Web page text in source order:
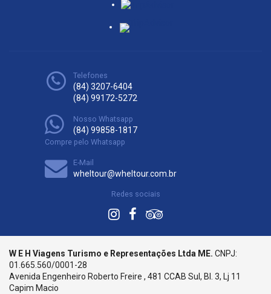
Telefones
(84) 3207-6404
(84) 99172-5272
Nosso Whatsapp
(84) 99858-1817
Compre pelo Whatsapp
E-Mail
wheltour@wheltour.com.br
Redes sociais
W E H Viagens Turismo e Representações Ltda ME. CNPJ:
01.665.560/0001-28
Avenida Engenheiro Roberto Freire , 481 CCAB Sul, Bl. 3, Lj 11
Capim Macio